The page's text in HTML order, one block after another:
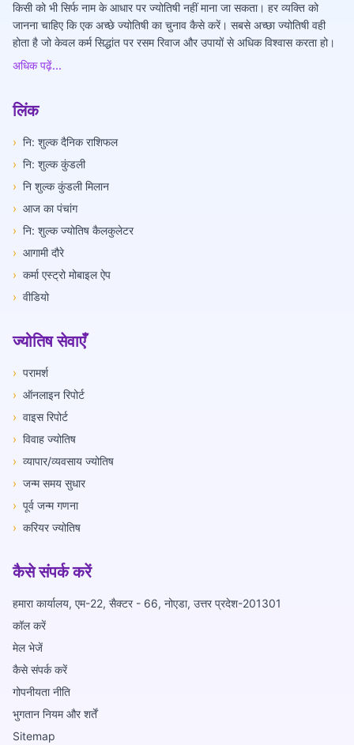
किसी को भी सिर्फ नाम के आधार पर ज्योतिषी नहीं माना जा सकता। हर व्यक्ति को
जानना चाहिए कि एक अच्छे ज्योतिषी का चुनाव कैसे करें। सबसे अच्छा ज्योतिषी वही
होता है जो केवल कर्म सिद्धांत पर रसम रिवाज और उपायों से अधिक विश्वास करता हो।
अधिक पढ़ें...
लिंक
› नि: शुल्क दैनिक राशिफल
› नि: शुल्क कुंडली
› नि शुल्क कुंडली मिलान
› आज का पंचांग
› नि: शुल्क ज्योतिष कैलकुलेटर
› आगामी दौरे
› कर्मा एस्ट्रो मोबाइल ऐप
› वीडियो
ज्योतिष सेवाएँ
› परामर्श
› ऑनलाइन रिपोर्ट
› वाइस रिपोर्ट
› विवाह ज्योतिष
› व्यापार/व्यवसाय ज्योतिष
› जन्म समय सुधार
› पूर्व जन्म गणना
› करियर ज्योतिष
कैसे संपर्क करें
हमारा कार्यालय, एम-22, सैक्टर - 66, नोएडा, उत्तर प्रदेश-201301
कॉल करें
मेल भेजें
कैसे संपर्क करें
गोपनीयता नीति
भुगतान नियम और शर्तें
Sitemap